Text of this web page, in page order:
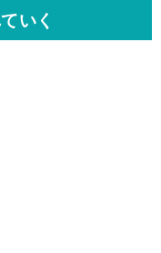
いく